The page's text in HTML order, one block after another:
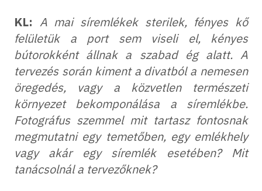
KL: A mai síremlékek sterilek, fényes kő
felületük a port sem viseli el, kényes
bútorokként állnak a szabad ég alatt. A
tervezés során kiment a divatból a nemesen
öregedés, vagy a közvetlen természeti
környezet bekomponálása a síremlékbe.
Fotográfus szemmel mit tartasz fontosnak
megmutatni egy temetőben, egy emlékhely
vagy akár egy síremlék esetében? Mit
tanácsolnál a tervezőknek?